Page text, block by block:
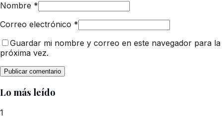
Nombre *
Correo electrónico *
Guardar mi nombre y correo en este navegador para la
próxima vez.
Lo más leído
1